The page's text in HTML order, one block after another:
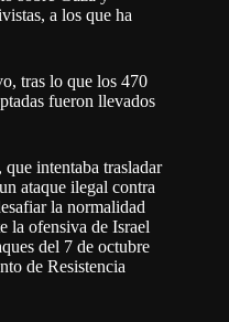
a los que ha
tras lo que los 470
fueron llevados
intentaba trasladar
ataque ilegal contra
la normalidad
la ofensiva de Israel
del 7 de octubre
de Resistencia